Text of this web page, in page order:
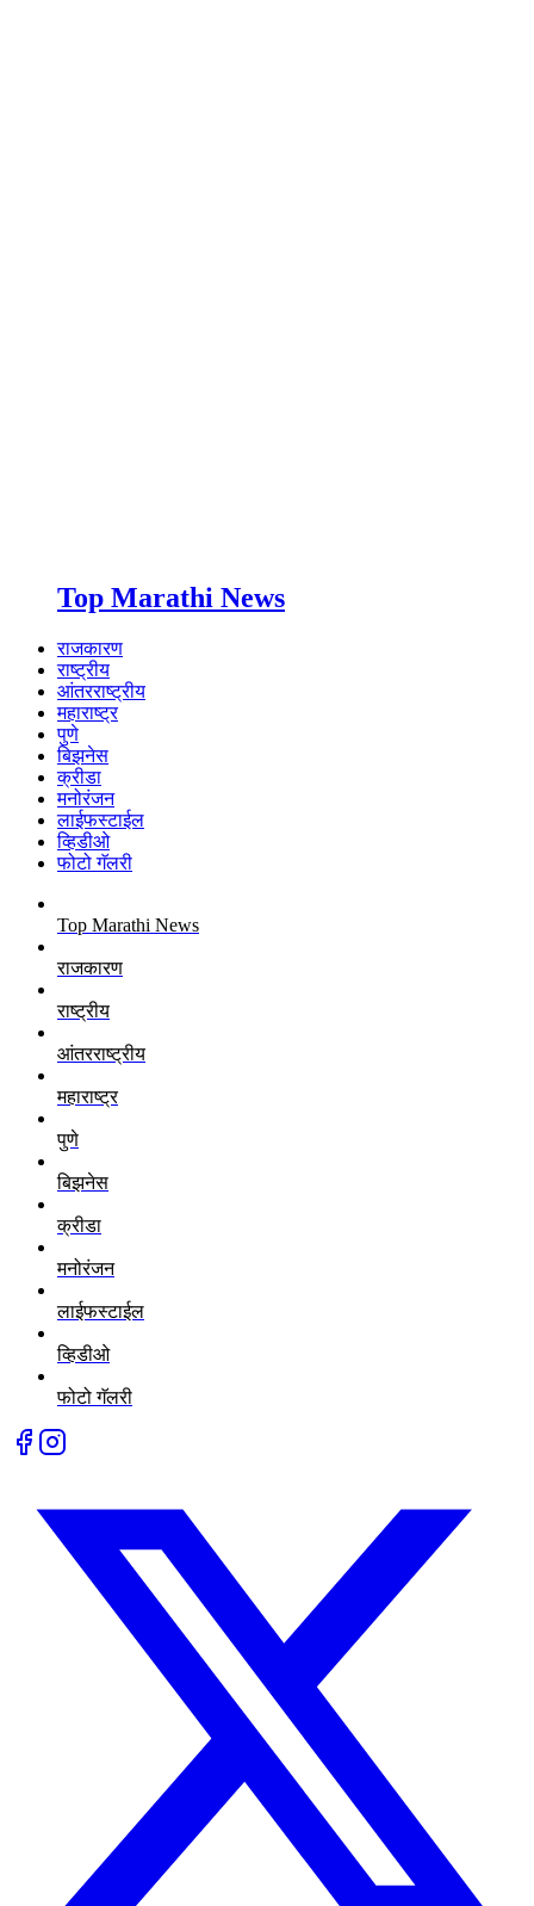
Top Marathi News
राजकारण
राष्ट्रीय
आंतरराष्ट्रीय
महाराष्ट्र
पुणे
बिझनेस
क्रीडा
मनोरंजन
लाईफस्टाईल
व्हिडीओ
फोटो गॅलरी
Top Marathi News
राजकारण
राष्ट्रीय
आंतरराष्ट्रीय
महाराष्ट्र
पुणे
बिझनेस
क्रीडा
मनोरंजन
लाईफस्टाईल
व्हिडीओ
फोटो गॅलरी